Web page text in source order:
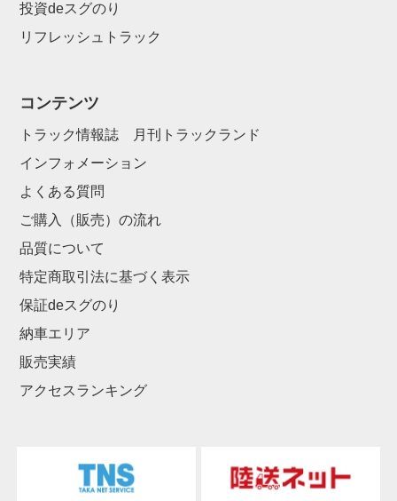
投資deスグのり
リフレッシュトラック
コンテンツ
トラック情報誌 月刊トラックランド
インフォメーション
よくある質問
ご購入（販売）の流れ
品質について
特定商取引法に基づく表示
保証deスグのり
納車エリア
販売実績
アクセスランキング